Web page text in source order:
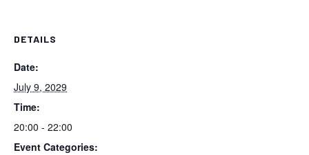
DETAILS
Date:
July 9, 2029
Time:
20:00 - 22:00
Event Categories: